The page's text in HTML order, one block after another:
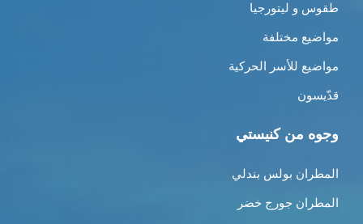
طقوس و ليتورجيا
مواضيع مختلفة
مواضيع للأسر الحركية
قدّيسون
وجوه من كنيستي
المطران بولس بندلي
المطران جورج خضر